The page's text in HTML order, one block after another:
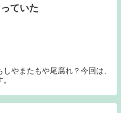
ていた
やまたもや尾腐れ？今回は、